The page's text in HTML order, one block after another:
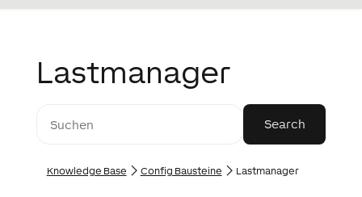
Lastmanager
Knowledge Base Config Bausteine Lastmanager